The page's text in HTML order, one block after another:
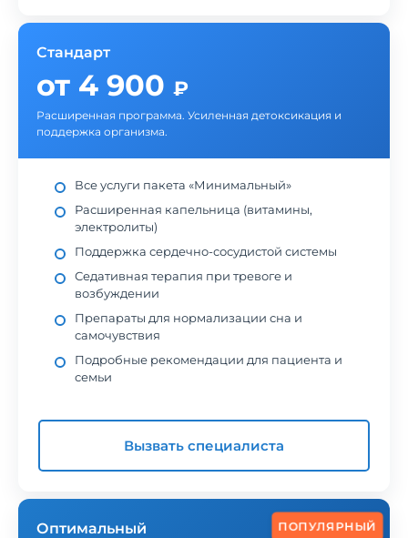
Стандарт
от 4 900 ₽
Расширенная программа. Усиленная детоксикация и
поддержка организма.
Все услуги пакета «Минимальный»
Расширенная капельница (витамины,
электролиты)
Поддержка сердечно-сосудистой системы
Седативная терапия при тревоге и
возбуждении
Препараты для нормализации сна и
самочувствия
Подробные рекомендации для пациента и
семьи
Вызвать специалиста
ПОПУЛЯРНЫЙ
Оптимальный